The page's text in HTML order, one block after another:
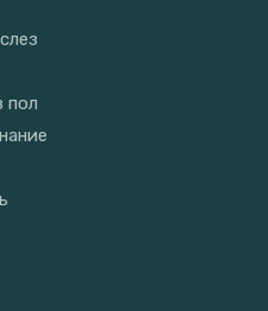
пол